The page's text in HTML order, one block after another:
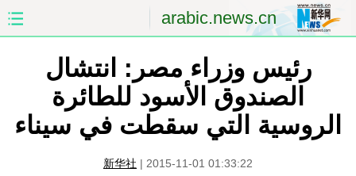
arabic.news.cn
الصين الصفحة الأولى
الشرق الأوسط العالم
الاقتصاد الصين والعالم العربي
رئيس وزراء مصر: انتشال
الصندوق الأسود للطائرة
الروسية التي سقطت في سيناء
新华社 | 2015-11-01 01:33:22